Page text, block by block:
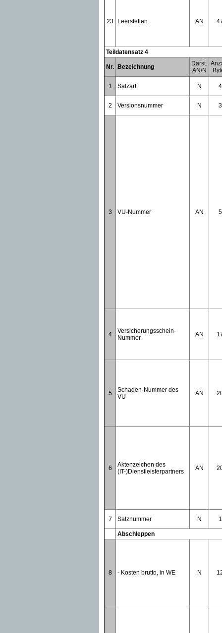
23 Leerstellen AN
Teildatensatz 4
Nr. Bezeichnung
Darst.
AN/N
1 Satzart N 4
2 Versionsnummer N 3
3 VU-Nummer AN 5
4
Versicherungsschein-
Nummer
AN
5
Schaden-Nummer des
VU
AN
6
Aktenzeichen des
(IT-)Dienstleisterpartners
AN
7 Satznummer N 1
Abschleppen
8 - Kosten brutto, in WE N